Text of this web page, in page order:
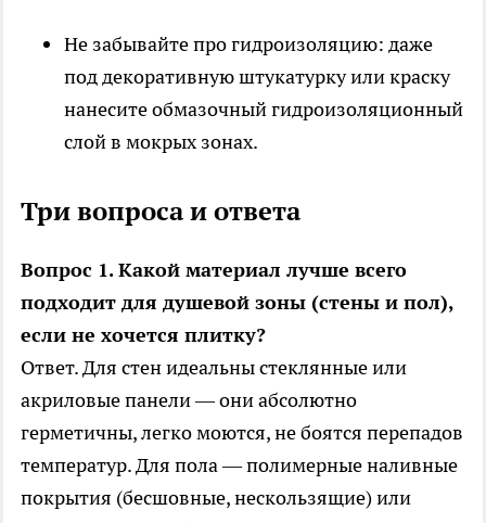
Не забывайте про гидроизоляцию: даже
под декоративную штукатурку или краску
нанесите обмазочный гидроизоляционный
слой в мокрых зонах.
Три вопроса и ответа
Вопрос 1. Какой материал лучше всего
подходит для душевой зоны (стены и пол),
если не хочется плитку?
Ответ. Для стен идеальны стеклянные или
акриловые панели — они абсолютно
герметичны, легко моются, не боятся перепадов
температур. Для пола — полимерные наливные
покрытия (бесшовные, нескользящие) или